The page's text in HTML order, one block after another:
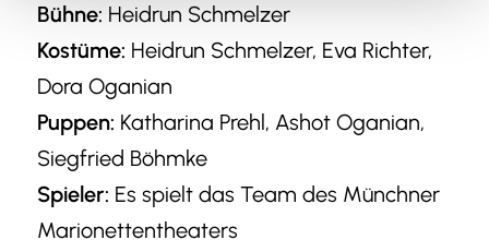
Bühne: Heidrun Schmelzer
Kostüme: Heidrun Schmelzer, Eva Richter,
Dora Oganian
Puppen: Katharina Prehl, Ashot Oganian,
Siegfried Böhmke
Spieler: Es spielt das Team des Münchner
Marionettentheaters